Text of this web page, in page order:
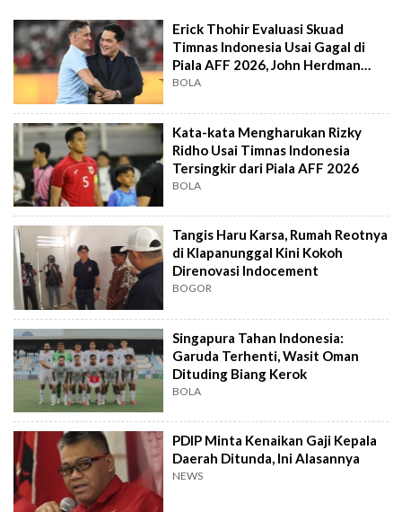
Erick Thohir Evaluasi Skuad
Timnas Indonesia Usai Gagal di
Piala AFF 2026, John Herdman
Out?
BOLA
Kata-kata Mengharukan Rizky
Ridho Usai Timnas Indonesia
Tersingkir dari Piala AFF 2026
BOLA
Tangis Haru Karsa, Rumah Reotnya
di Klapanunggal Kini Kokoh
Direnovasi Indocement
BOGOR
Singapura Tahan Indonesia:
Garuda Terhenti, Wasit Oman
Dituding Biang Kerok
BOLA
PDIP Minta Kenaikan Gaji Kepala
Daerah Ditunda, Ini Alasannya
NEWS